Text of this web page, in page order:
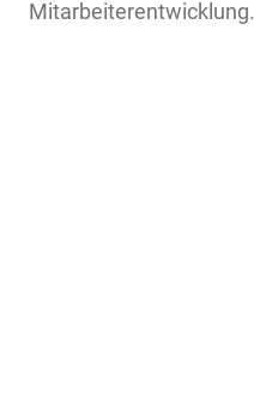
Mitarbeiterentwicklung.